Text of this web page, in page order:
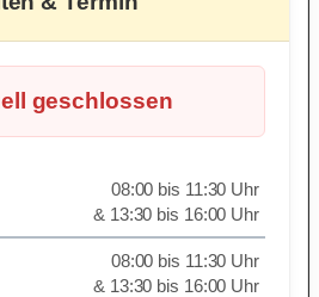
geschlossen
08:00 bis 11:30 Uhr
& 13:30 bis 16:00 Uhr
08:00 bis 11:30 Uhr
& 13:30 bis 16:00 Uhr